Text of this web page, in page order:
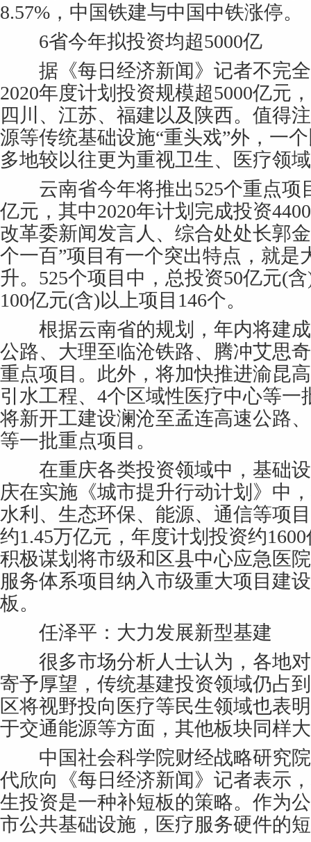
8.57%，中国铁建与中国中铁涨停。
6省今年拟投资均超5000亿
据《每日经济新闻》记者不完全
2020年度计划投资规模超5000亿元
四川、江苏、福建以及陕西。值得
源等传统基础设施“重头戏”外，一
多地较以往更为重视卫生、医疗领
云南省今年将推出525个重点项
亿元，其中2020年计划完成投资
改革委新闻发言人、综合处处长郭
个一百”项目有一个突出特点，就是
升。525个项目中，总投资50亿元(
100亿元(含)以上项目146个。
根据云南省的规划，年内将建成
公路、大理至临沧铁路、腾冲艾思
重点项目。此外，将加快推进渝昆
引水工程、4个区域性医疗中心等一
将新开工建设澜沧至孟连高速公路
等一批重点项目。
在重庆各类投资领域中，基础设
庆在实施《城市提升行动计划》中
水利、生态环保、能源、通信等项
约1.45万亿元，年度计划投资约
积极谋划将市级和区县中心应急医
服务体系项目纳入市级重大项目建
板。
任泽平：大力发展新型基建
很多市场分析人士认为，各地对
寄予厚望，传统基建投资领域仍占
区将视野投向医疗等民生领域也表
于交通能源等方面，其他板块同样
中国社会科学院财经战略研究院
代欣向《每日经济新闻》记者表示
生投资是一种补短板的策略。作为
市公共基础设施，医疗服务硬件的